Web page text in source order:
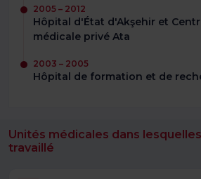
2005 – 2012
Hôpital d'État d'Akşehir et
médicale privé Ata
2003 – 2005
Hôpital de formation et de
Unités médicales dans
travaillé